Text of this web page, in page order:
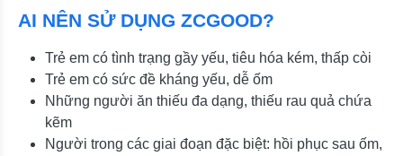
AI NÊN SỬ DỤNG ZCGOOD?
Trẻ em có tình trạng gầy yếu, tiêu hóa kém, thấp còi
Trẻ em có sức đề kháng yếu, dễ ốm
Những người ăn thiếu đa dạng, thiếu rau quả chứa
kẽm
Người trong các giai đoạn đặc biệt: hồi phục sau ốm,